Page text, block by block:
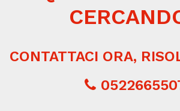
CONTATTACI ORA,